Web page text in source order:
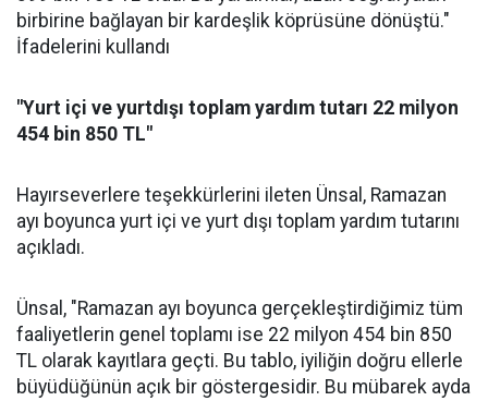
birbirine bağlayan bir kardeşlik köprüsüne dönüştü."
İfadelerini kullandı
"Yurt içi ve yurtdışı toplam yardım tutarı 22 milyon
454 bin 850 TL"
Hayırseverlere teşekkürlerini ileten Ünsal, Ramazan
ayı boyunca yurt içi ve yurt dışı toplam yardım tutarını
açıkladı.
Ünsal, "Ramazan ayı boyunca gerçekleştirdiğimiz tüm
faaliyetlerin genel toplamı ise 22 milyon 454 bin 850
TL olarak kayıtlara geçti. Bu tablo, iyiliğin doğru ellerle
büyüdüğünün açık bir göstergesidir. Bu mübarek ayda